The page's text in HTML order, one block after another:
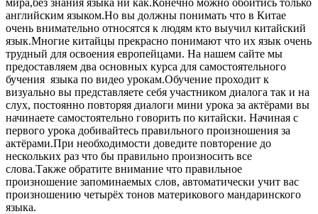
английским языком.Но вы должны понимать что в Китае
очень внимательно относятся к людям кто выучил китайский
язык.Многие китайцы прекрасно понимают что их язык очень
трудный для освоения европейцами. На нашем сайте мы
предоставляем два основных курса для самостоятельного
бучения языка по видео урокам.Обучение проходит к
визуально вы представляете себя участником диалога так и на
слух, постоянно повторяя диалоги мини урока за актёрами вы
начинаете самостоятельно говорить по китайски. Начиная с
первого урока добивайтесь правильного произношения за
актёрами.При необходимости доведите повторение до
нескольких раз что бы правильно произносить все
слова.Также обратите внимание что правильное
произношение запоминаемых слов, автоматически учит вас
произношению четырёх тонов материкового мандаринского
языка.